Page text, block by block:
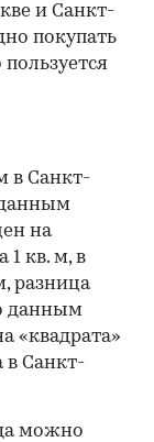
и Санкт-
покупать
в Санкт-
данным
на
1 кв. м, в
разница
данным
«квадрата»
в Санкт-
можно